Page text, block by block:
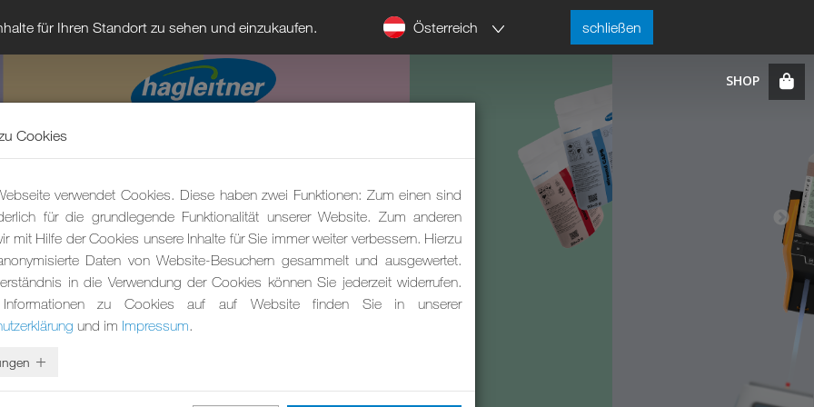
für Ihren Standort zu sehen und einzukaufen. Österreich schließen
unsere Produktinnovationen
Cookies
verwendet Cookies. Diese haben zwei Funktionen: Zum einen sind
für die grundlegende Funktionalität unserer Website. Zum anderen
mit Hilfe der Cookies unsere Inhalte für Sie immer weiter verbessern. Hierzu
Daten von Website-Besuchern gesammelt und ausgewertet.
in die Verwendung der Cookies können Sie jederzeit widerrufen.
Informationen zu Cookies auf auf Website finden Sie in unserer
und im Impressum.